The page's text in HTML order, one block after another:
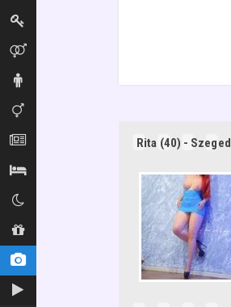
Rita (40) - Szeged